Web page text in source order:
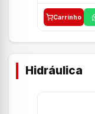
Carrinho
Hidráulica